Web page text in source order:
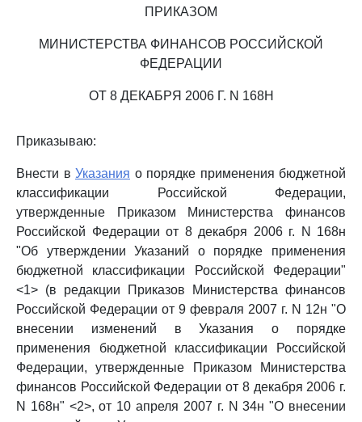
ПРИКАЗОМ
МИНИСТЕРСТВА ФИНАНСОВ РОССИЙСКОЙ
ФЕДЕРАЦИИ
ОТ 8 ДЕКАБРЯ 2006 Г. N 168Н
Приказываю:
Внести в Указания о порядке применения бюджетной
классификации Российской Федерации,
утвержденные Приказом Министерства финансов
Российской Федерации от 8 декабря 2006 г. N 168н
"Об утверждении Указаний о порядке применения
бюджетной классификации Российской Федерации"
<1> (в редакции Приказов Министерства финансов
Российской Федерации от 9 февраля 2007 г. N 12н "О
внесении изменений в Указания о порядке
применения бюджетной классификации Российской
Федерации, утвержденные Приказом Министерства
финансов Российской Федерации от 8 декабря 2006 г.
N 168н" <2>, от 10 апреля 2007 г. N 34н "О внесении